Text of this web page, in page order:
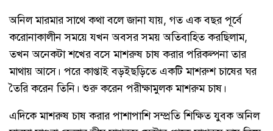
অনিল মারমার সাথে কথা বলে জানা যায়, গত এক বছর পূর্বে
করোনাকালীন সময়ে যখন অবসর সময় অতিবাহিত করছিলাম,
তখন অনেকটা শখের বসে মাশরুষ চাষ করার পরিকল্পনা তার
মাথায় আসে। পরে কাপ্তাই বড়ইছড়িতে একটি মাশরুশ চাষের ঘর
তৈরি করেন তিনি। শুরু করেন পরীক্ষামুলক মাশরুম চাষ।
এদিকে মাশরুষ চাষ করার পাশাপাশি সম্প্রতি শিক্ষিত যুবক অনিল